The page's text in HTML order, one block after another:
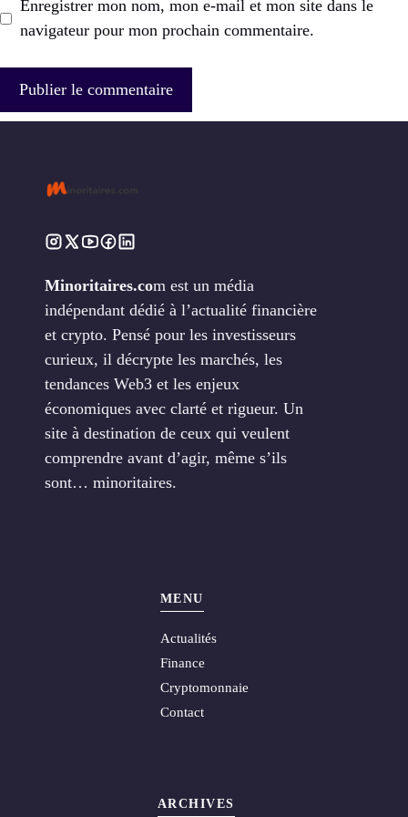
Enregistrer mon nom, mon e-mail et mon site dans le
navigateur pour mon prochain commentaire.
Minoritaires.com est un média
indépendant dédié à l’actualité financière
et crypto. Pensé pour les investisseurs
curieux, il décrypte les marchés, les
tendances Web3 et les enjeux
économiques avec clarté et rigueur. Un
site à destination de ceux qui veulent
comprendre avant d’agir, même s’ils
sont… minoritaires.
MENU
Actualités
Finance
Cryptomonnaie
Contact
ARCHIVES